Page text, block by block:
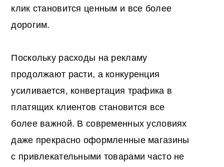
клик становится ценным и все более
дорогим.
Поскольку расходы на рекламу
продолжают расти, а конкуренция
усиливается, конвертация трафика в
платящих клиентов становится все
более важной. В современных условиях
даже прекрасно оформленные магазины
с привлекательными товарами часто не